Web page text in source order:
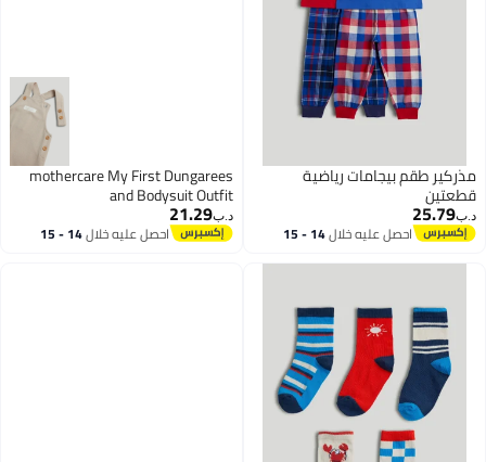
مذركير طقم بيجامات رياضية
قطعتين
د.ب‏25.79
احصل عليه خلال 14 - 15
mothercare My First Dungarees
and Bodysuit Outfit
د.ب‏21.29
احصل عليه خلال 14 - 15